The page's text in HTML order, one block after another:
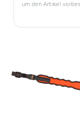
um den Artikel